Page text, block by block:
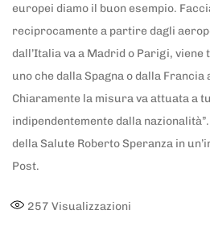
europei diamo il buon esempio.
reciprocamente a partire dagli
dall’Italia va a Madrid o Parigi, viene
uno che dalla Spagna o dalla
Chiaramente la misura va attuata a
indipendentemente dalla
della Salute Roberto Speranza in
Post.
257 Visualizzazioni